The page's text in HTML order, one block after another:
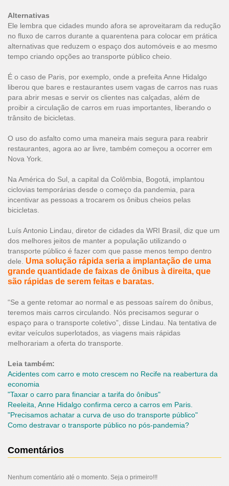
Alternativas
Ele lembra que cidades mundo afora se aproveitaram da redução
no fluxo de carros durante a quarentena para colocar em prática
alternativas que reduzem o espaço dos automóveis e ao mesmo
tempo criando opções ao transporte público cheio.
É o caso de Paris, por exemplo, onde a prefeita Anne Hidalgo
liberou que bares e restaurantes usem vagas de carros nas ruas
para abrir mesas e servir os clientes nas calçadas, além de
proibir a circulação de carros em ruas importantes, liberando o
trânsito de bicicletas.
O uso do asfalto como uma maneira mais segura para reabrir
restaurantes, agora ao ar livre, também começou a ocorrer em
Nova York.
Na América do Sul, a capital da Colômbia, Bogotá, implantou
ciclovias temporárias desde o começo da pandemia, para
incentivar as pessoas a trocarem os ônibus cheios pelas
bicicletas.
Luís Antonio Lindau, diretor de cidades da WRI Brasil, diz que um
dos melhores jeitos de manter a população utilizando o
transporte público é fazer com que passe menos tempo dentro
dele. Uma solução rápida seria a implantação de uma
grande quantidade de faixas de ônibus à direita, que
são rápidas de serem feitas e baratas.
“Se a gente retomar ao normal e as pessoas saírem do ônibus,
teremos mais carros circulando. Nós precisamos segurar o
espaço para o transporte coletivo”, disse Lindau. Na tentativa de
evitar veículos superlotados, as viagens mais rápidas
melhorariam a oferta do transporte.
Leia também:
Acidentes com carro e moto crescem no Recife na reabertura da
economia
"Taxar o carro para financiar a tarifa do ônibus"
Reeleita, Anne Hidalgo confirma cerco a carros em Paris.
"Precisamos achatar a curva de uso do transporte público"
Como destravar o transporte público no pós-pandemia?
Comentários
Nenhum comentário até o momento. Seja o primeiro!!!